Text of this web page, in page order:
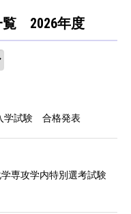
2026年度
学試験 合格発表
専攻学内特別選考試験